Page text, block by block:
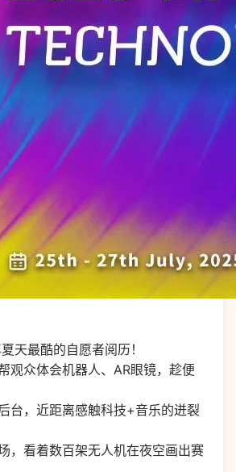
天最酷的自愿者阅历！
观众体会机器人、AR眼镜，趁便
台，近距离感触科技+音乐的迸裂
，看着数百架无人机在夜空画出赛